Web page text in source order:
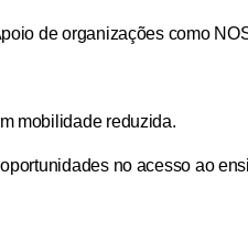
de organizações como
mobilidade reduzida.
no acesso ao